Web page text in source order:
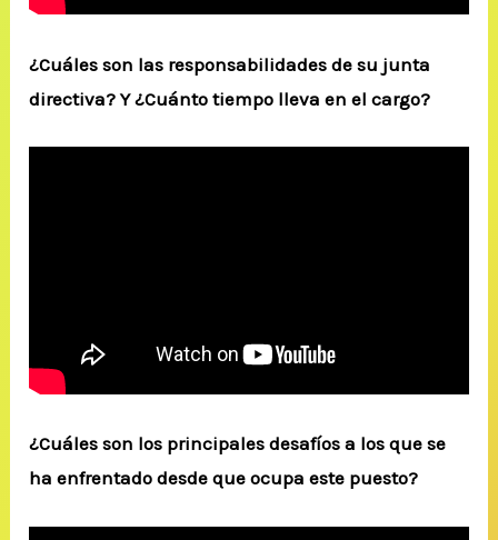
¿Cuáles son las responsabilidades de su junta
directiva? Y ¿Cuánto tiempo lleva en el cargo?
¿Cuáles son los principales desafíos a los que se
ha enfrentado desde que ocupa este puesto?